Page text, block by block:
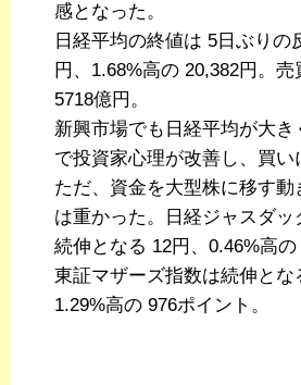
感となった。
日経平均の終値は 5日ぶりの
円、1.68%高の 20,382円。
5718億円。
新興市場でも日経平均が大き
で投資家心理が改善し、買い
ただ、資金を大型株に移す動
は重かった。日経ジャスダッ
続伸となる 12円、0.46%高の
東証マザーズ指数は続伸とな
1.29%高の 976ポイント。